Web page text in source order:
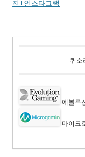
navigation
진+인스타그램
퀴소
에볼루
마이크